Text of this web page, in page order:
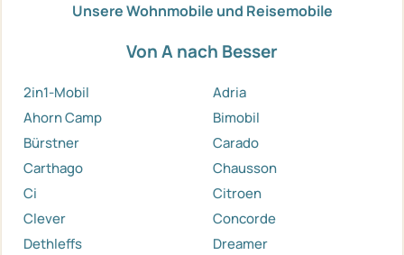
Unsere Wohnmobile und Reisemobile
Von A nach Besser
2in1-Mobil
Adria
Ahorn Camp
Bimobil
Bürstner
Carado
Carthago
Chausson
Ci
Citroen
Clever
Concorde
Dethleffs
Dreamer